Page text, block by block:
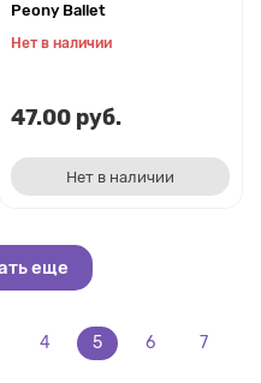
Peony Ballet
Нет в наличии
47.00 руб.
Нет в наличии
еще
4 5 6 7